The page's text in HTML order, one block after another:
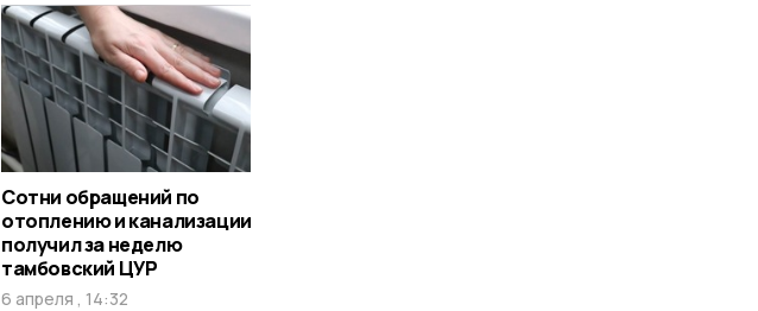
Сотни обращений по
отоплению и канализации
получил за неделю
тамбовский ЦУР
6 апреля , 14:32